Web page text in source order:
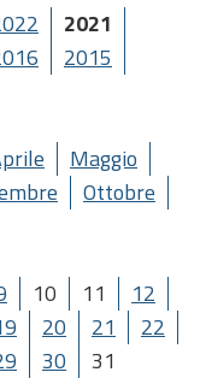
2021
2015
Maggio
Ottobre
10 11
12
20 21
22
30 31